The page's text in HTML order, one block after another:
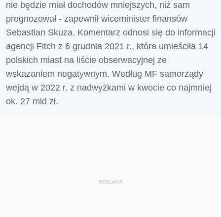
nie będzie miał dochodów mniejszych, niż sam
prognozował - zapewnił wiceminister finansów
Sebastian Skuza. Komentarz odnosi się do informacji
agencji Fitch z 6 grudnia 2021 r., która umieściła 14
polskich miast na liście obserwacyjnej ze
wskazaniem negatywnym. Według MF samorządy
wejdą w 2022 r. z nadwyżkami w kwocie co najmniej
ok. 27 mld zł.
REKLAMA